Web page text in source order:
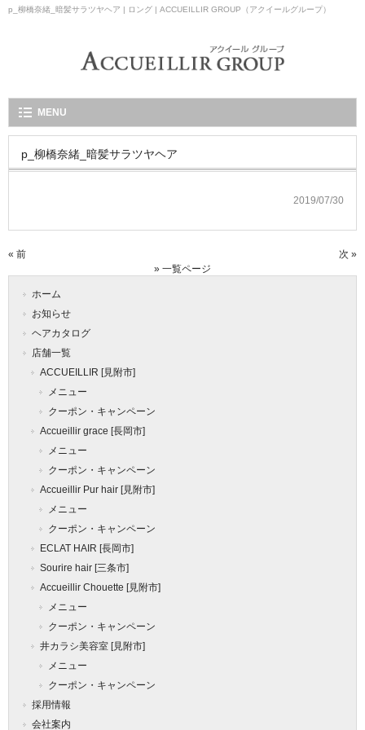
p_柳橋奈緒_暗髪サラツヤヘア | ロング | ACCUEILLIR GROUP（アクイールグループ）
MENU
p_柳橋奈緒_暗髪サラツヤヘア
2019/07/30
« 前
次 »
» 一覧ページ
ホーム
お知らせ
ヘアカタログ
店舗一覧
ACCUEILLIR [見附市]
メニュー
クーポン・キャンペーン
Accueillir grace [長岡市]
メニュー
クーポン・キャンペーン
Accueillir Pur hair [見附市]
メニュー
クーポン・キャンペーン
ECLAT HAIR [長岡市]
Sourire hair [三条市]
Accueillir Chouette [見附市]
メニュー
クーポン・キャンペーン
井カラシ美容室 [見附市]
メニュー
クーポン・キャンペーン
採用情報
会社案内